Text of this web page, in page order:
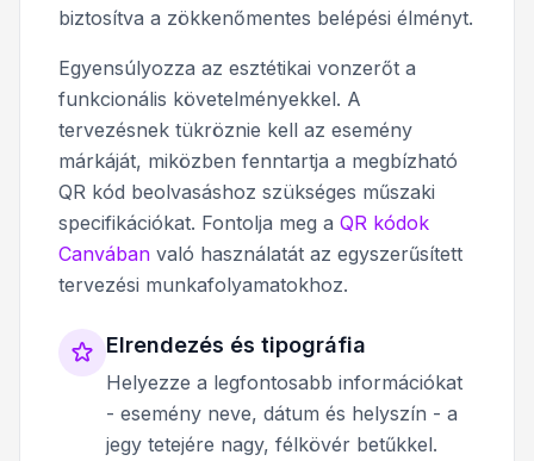
biztosítva a zökkenőmentes belépési élményt.
Egyensúlyozza az esztétikai vonzerőt a
funkcionális követelményekkel. A
tervezésnek tükröznie kell az esemény
márkáját, miközben fenntartja a megbízható
QR kód beolvasáshoz szükséges műszaki
specifikációkat. Fontolja meg a QR kódok
Canvában való használatát az egyszerűsített
tervezési munkafolyamatokhoz.
Elrendezés és tipográfia
Helyezze a legfontosabb információkat
- esemény neve, dátum és helyszín - a
jegy tetejére nagy, félkövér betűkkel.